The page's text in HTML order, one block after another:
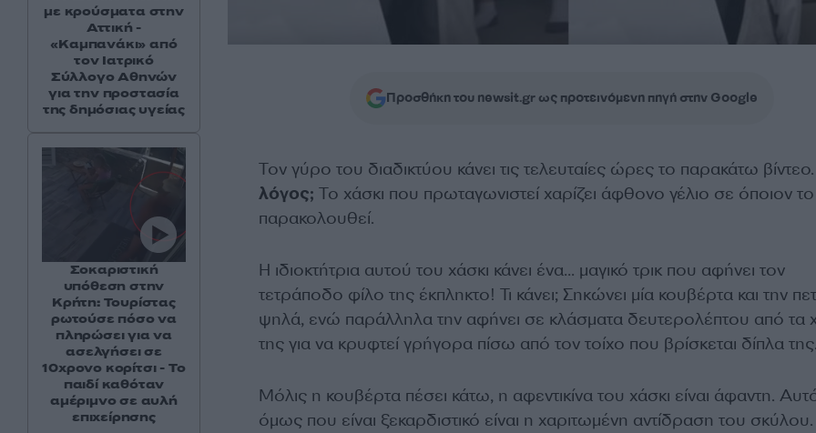
Προσθήκη του newsit.gr ως προτεινόμενη πηγή στην Google
Τον γύρο του διαδικτύου κάνει τις τελευταίες ώρες το παρακάτω
λόγος; Το χάσκι που πρωταγωνιστεί χαρίζει άφθονο γέλιο σε όποιον το
παρακολουθεί.
Η ιδιοκτήτρια αυτού του χάσκι κάνει ένα… μαγικό τρικ που αφήνει τον
τετράποδο φίλο της έκπληκτο! Τι κάνει; Σηκώνει μία κουβέρτα και την
ψηλά, ενώ παράλληλα την αφήνει σε κλάσματα δευτερολέπτου από τα
της για να κρυφτεί γρήγορα πίσω από τον τοίχο που βρίσκεται δίπλα
Μόλις η κουβέρτα πέσει κάτω, η αφεντικίνα του χάσκι είναι άφαντη.
όμως που είναι ξεκαρδιστικό είναι η χαριτωμένη αντίδραση του
με κρούσματα στην
Αττική -
«Καμπανάκι» από
τον Ιατρικό
Σύλλογο Αθηνών
για την προστασία
της δημόσιας υγείας
Σοκαριστική
υπόθεση στην
Κρήτη: Τουρίστας
ρωτούσε πόσο να
πληρώσει για να
ασελγήσει σε
10χρονο κορίτσι - Το
παιδί καθόταν
αμέριμνο σε αυλή
επιχείρησης